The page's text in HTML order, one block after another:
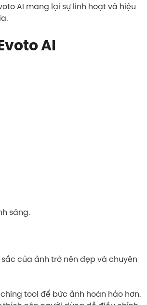
AI mang lại sự linh hoạt và hiệu
AI
sáng.
của ảnh trở nên đẹp và chuyên
tool để bức ảnh hoàn hảo hơn.